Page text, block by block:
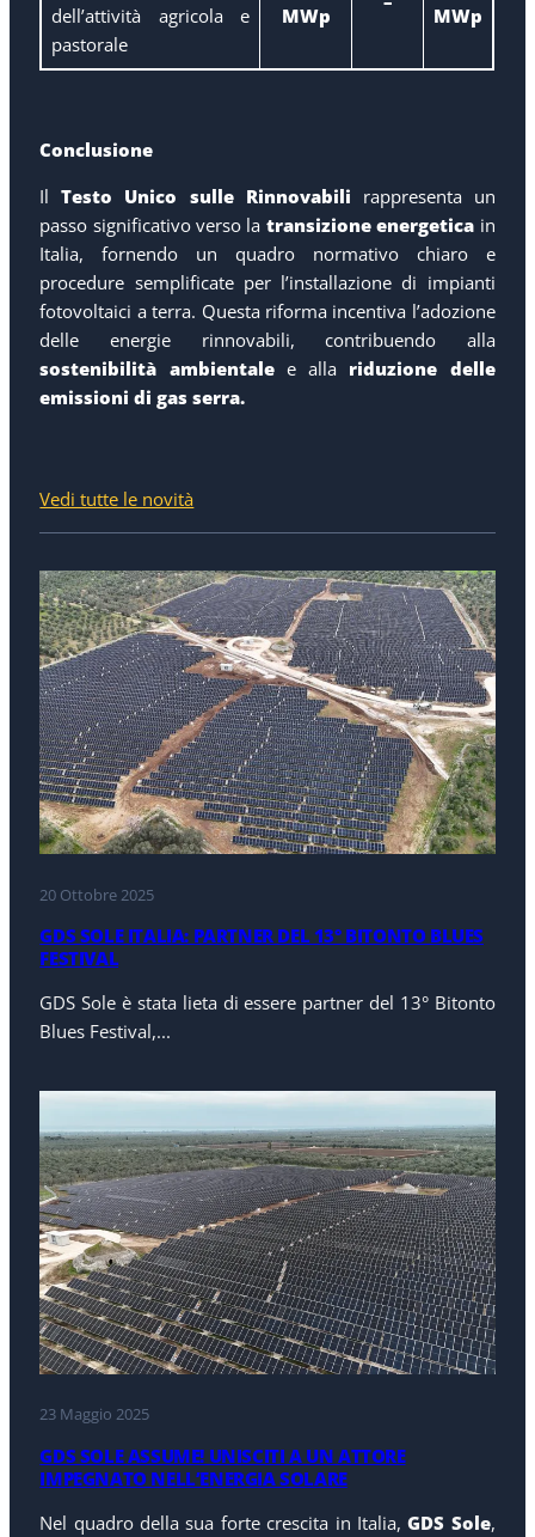
dell’attività agricola e
pastorale
MWp MWp
Conclusione
IlTesto Unico sulle Rinnovabili rappresenta un
passo significativo verso la transizione energetica in
Italia, fornendo un quadro normativo chiaro e
procedure semplificate per l’installazione di impianti
fotovoltaici a terra. Questa riforma incentiva l’adozione
delle energie rinnovabili, contribuendo alla
sostenibilità ambientalee alla riduzione delle
emissioni di gas serra.
Vedi tutte le novità
20 Ottobre 2025
GDS SOLE ITALIA: PARTNER DEL 13° BITONTO BLUES
FESTIVAL
GDS Sole è stata lieta di essere partner del 13° Bitonto
Blues Festival,...
23 Maggio 2025
GDS SOLE ASSUME! UNISCITI A UN ATTORE
IMPEGNATO NELL’ENERGIA SOLARE
Nel quadro della sua forte crescita in Italia,GDS Sole,